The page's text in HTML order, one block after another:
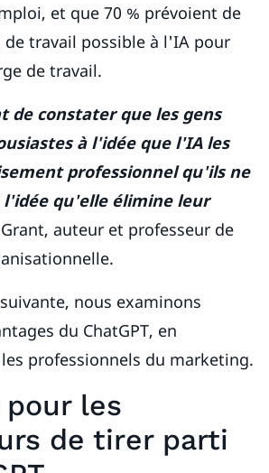
et que 70 % prévoient de
de travail possible à l'IA pour
de travail.
de constater que les gens
à l'idée que l'IA les
professionnel qu'ils ne
qu'elle élimine leur
auteur et professeur de
nous examinons
du ChatGPT, en
professionnels du marketing.
les
de tirer parti